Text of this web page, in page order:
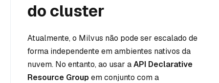
do cluster
Atualmente, o Milvus não pode ser escalado de
forma independente em ambientes nativos da
nuvem. No entanto, ao usar aAPI Declarative
Resource Groupem conjunto com a